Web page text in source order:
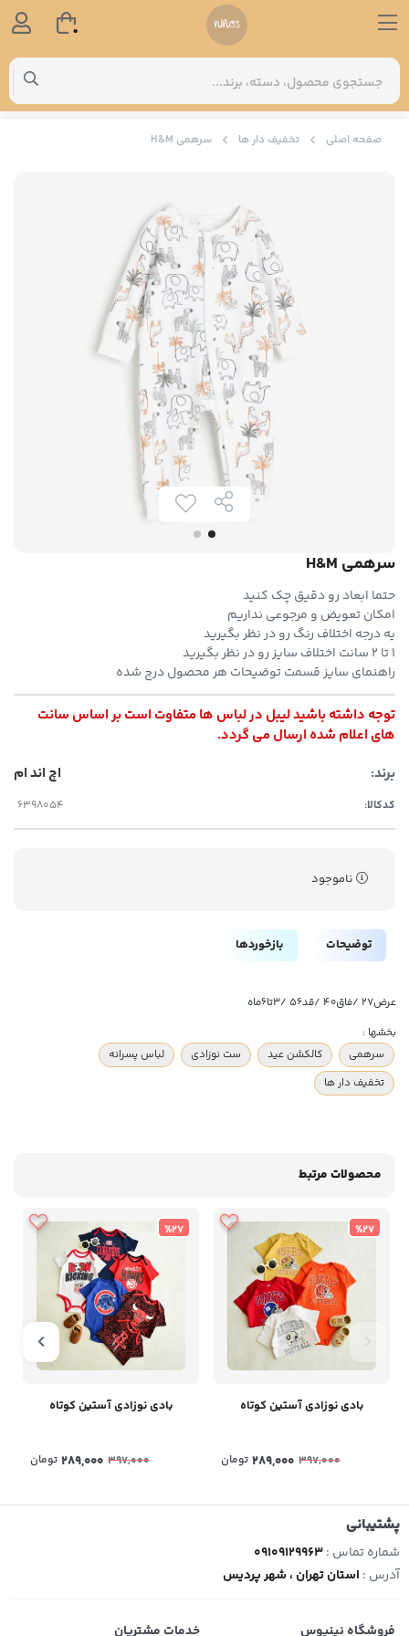
صفحه اصلی تخفیف دار ها سرهمی H&M
سرهمی H&M
حتما ابعاد رو دقیق چک کنید
امکان تعویض و مرجوعی نداریم
یه درجه اختلاف رنگ رو در نظر بگیرید
۱ تا ۲ سانت اختلاف سایز رو در نظر بگیرید
راهنمای سایز قسمت توضیحات هر محصول درج شده
توجه داشته باشید لیبل در لباس ها متفاوت است بر اساس سانت
های اعلام شده ارسال می گردد.
برند:
اچ اند ام
کدکالا:
ناموجود
توضیحات بازخوردها
عرض۲۷ /فاق۴۰ /قد۵۶ /۳تا۶ماه
بخشها :
سرهمی
کالکشن عید ست نوزادی
لباس پسرانه
تخفیف دار ها
محصولات مرتبط
%27
بادی نوزادی آستین کوتاه
397,000
289,000 تومان
%27
بادی نوزادی آستین کوتاه
397,000
289,000 تومان
پشتیبانی
شماره تماس :09109129963
آدرس : استان تهران ، شهر پردیس
فروشگاه نینیوس خدمات مشتریان
0